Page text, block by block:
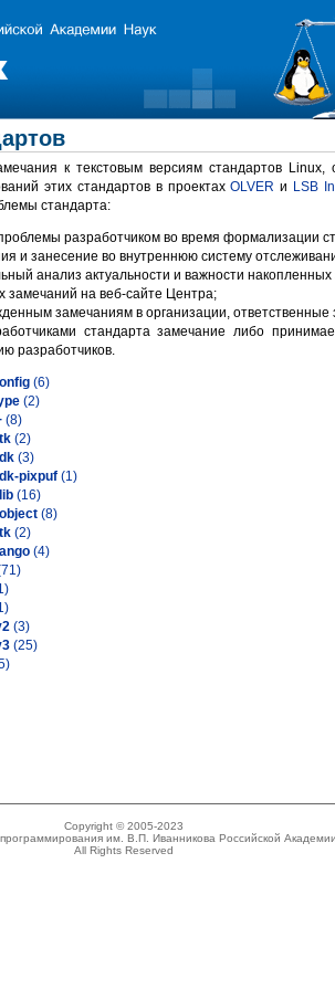
к текстовым версиям стандартов
этих стандартов в проектахOLVER и LSB
стандарта:
разработчиком во время формализации
и занесение во внутреннюю систему
анализ актуальности и важности
замечаний на веб-сайте Центра;
замечаниям в организации, ответственные
стандарта замечание либо
разработчиков.
(6)
(2)
(8)
(2)
(3)
pixpuf (1)
(16)
(8)
(2)
(4)
(3)
(25)
Copyright © 2005-2023
им. В.П. Иванникова Российской
All Rights Reserved